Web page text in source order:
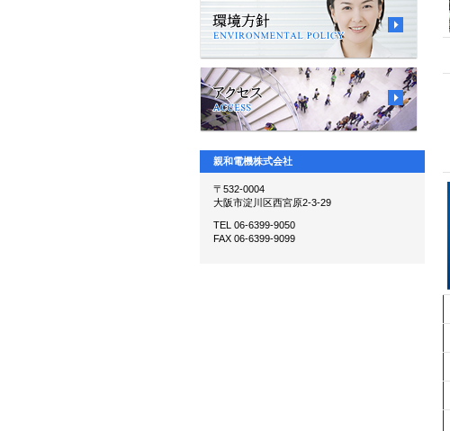
親和電機株式会社
〒532-0004
大阪市淀川区西宮原2-3-29
TEL 06-6399-9050
FAX 06-6399-9099